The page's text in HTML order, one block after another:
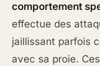
comportement
effectue des
jaillissant parfois
avec sa proie.